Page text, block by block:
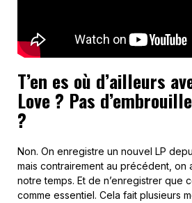
T’en es où d’ailleurs
Love ? Pas
?
Non. On enregistre un nouvel LP
mais contrairement au précédent,
notre temps. Et de n’enregistrer que
comme essentiel. Cela fait plusieurs